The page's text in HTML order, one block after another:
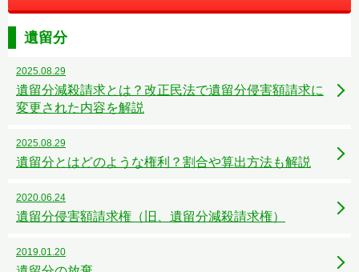
遺留分
2025.08.29
遺留分減殺請求とは？改正民法で遺留分侵害額請求に
変更された内容を解説
2025.08.29
遺留分とはどのような権利？割合や算出方法も解説
2020.06.24
遺留分侵害額請求権（旧、遺留分減殺請求権）
2019.01.20